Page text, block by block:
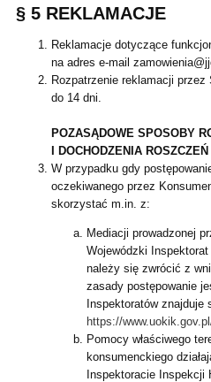
§ 5 REKLAMACJE
Reklamacje dotyczące
na adres e-mail
Rozpatrzenie reklamacji
do 14 dni.
POZASĄDOWE SPOSOBY
I DOCHODZENIA ROSZCZEŃ
W przypadku gdy
oczekiwanego przez
skorzystać m.in. z:
Mediacji prowadzonej
Wojewódzki
należy się zwrócić z
zasady postępowanie
Inspektoratów znajduje
https://
Pomocy właściwego
konsumenckiego
Inspektoracie Inspekcji